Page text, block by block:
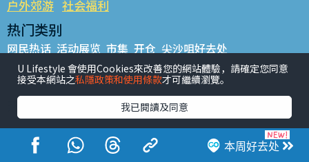
本周好去处
户外郊游 社会福利
热门类别
网民热话 活动展览 市集 开仓 尖沙咀好去处
铜锣湾好去处 元朗好去处 荃湾好去处 旺角好去处 社会
餐厅情报 户外郊游
热门标签
#UGO揾好去处 #人气活动推介 #美食社群热话
#亲子玩乐好去处
#ULifestyle应用程式
#限时抢
#UJetso礼物放送
#ULifestyle商户中心 #著数 #网络热话
U Lifestyle 會使用Cookies來改善您的網站體驗，請確定您同意
接受本網站之私隱政策和使用條款才可繼續瀏覽。
我已閱讀及同意